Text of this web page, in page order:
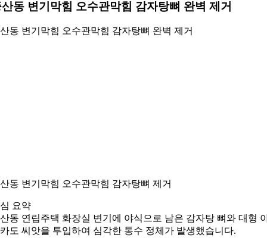
동 변기막힘 오수관막힘 감자탕뼈 완벽 제거
동 변기막힘 오수관막힘 감자탕뼈 완벽 제거
동 변기막힘 오수관막힘 감자탕뼈 제거
요약
동 연립주택 화장실 변기에 야식으로 남은 감자탕 뼈와 대형
도 씨앗을 투입하여 심각한 통수 정체가 발생했습니다.